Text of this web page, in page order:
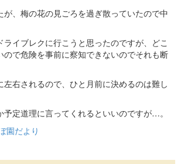
が、梅の花の見ごろを過ぎ散っていたので中
イブレクに行こうと思ったのですが、どこ
ので危険を事前に察知できないのでそれも断
左右されるので、ひと月前に決めるのは難し
定道理に言ってくれるといいのですが…。
園だより